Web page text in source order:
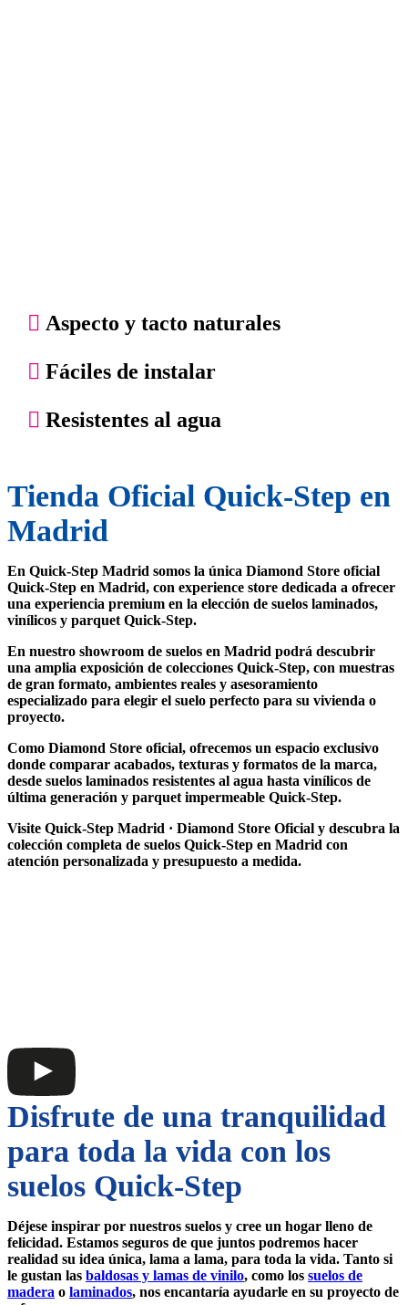
Aspecto y tacto naturales
Fáciles de instalar
Resistentes al agua
Tienda Oficial Quick-Step en
Madrid
En Quick-Step Madrid somos la única Diamond Store oficial
Quick-Step en Madrid, con experience store dedicada a ofrecer
una experiencia premium en la elección de suelos laminados,
vinílicos y parquet Quick-Step.
En nuestro showroom de suelos en Madrid podrá descubrir
una amplia exposición de colecciones Quick-Step, con muestras
de gran formato, ambientes reales y asesoramiento
especializado para elegir el suelo perfecto para su vivienda o
proyecto.
Como Diamond Store oficial, ofrecemos un espacio exclusivo
donde comparar acabados, texturas y formatos de la marca,
desde suelos laminados resistentes al agua hasta vinílicos de
última generación y parquet impermeable Quick-Step.
Visite Quick-Step Madrid · Diamond Store Oficial y descubra la
colección completa de suelos Quick-Step en Madrid con
atención personalizada y presupuesto a medida.
Disfrute de una tranquilidad
para toda la vida con los
suelos Quick-Step
Déjese inspirar por nuestros suelos y cree un hogar lleno de
felicidad. Estamos seguros de que juntos podremos hacer
realidad su idea única, lama a lama, para toda la vida. Tanto si
le gustan las baldosas y lamas de vinilo, como los suelos de
madera o laminados, nos encantaría ayudarle en su proyecto de